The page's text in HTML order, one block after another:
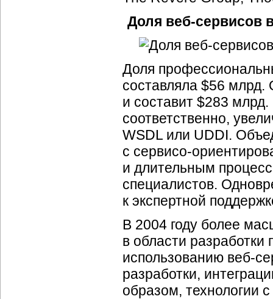
Доля веб-сервисов
Доля
составляла $56 млрд.
и составит $283 млрд.
соответственно,
WSDL или UDDI.
с сервисо-
и длительным
специалистов.
к экспертной
В 2004 году более
в области
использованию веб-
разработки,
образом, технологии с